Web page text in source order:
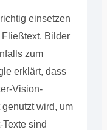
einsetzen
Bilder
zum
erklärt, dass
Vision-
wird, um
sind